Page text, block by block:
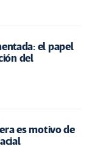
el papel
del
es motivo de